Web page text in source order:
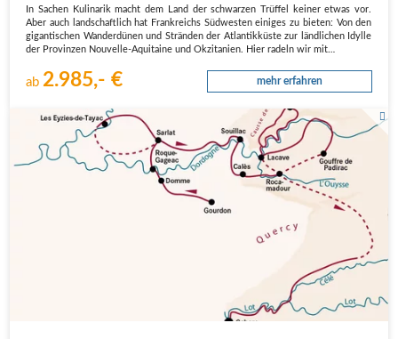
In Sachen Kulinarik macht dem Land der schwarzen Trüffel keiner etwas vor.
Aber auch landschaftlich hat Frankreichs Südwesten einiges zu bieten: Von den
gigantischen Wanderdünen und Stränden der Atlantikküste zur ländlichen Idylle
der Provinzen Nouvelle-Aquitaine und Okzitanien. Hier radeln wir mit…
ab 2.985,- € mehr erfahren